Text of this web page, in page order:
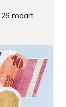
26 maart